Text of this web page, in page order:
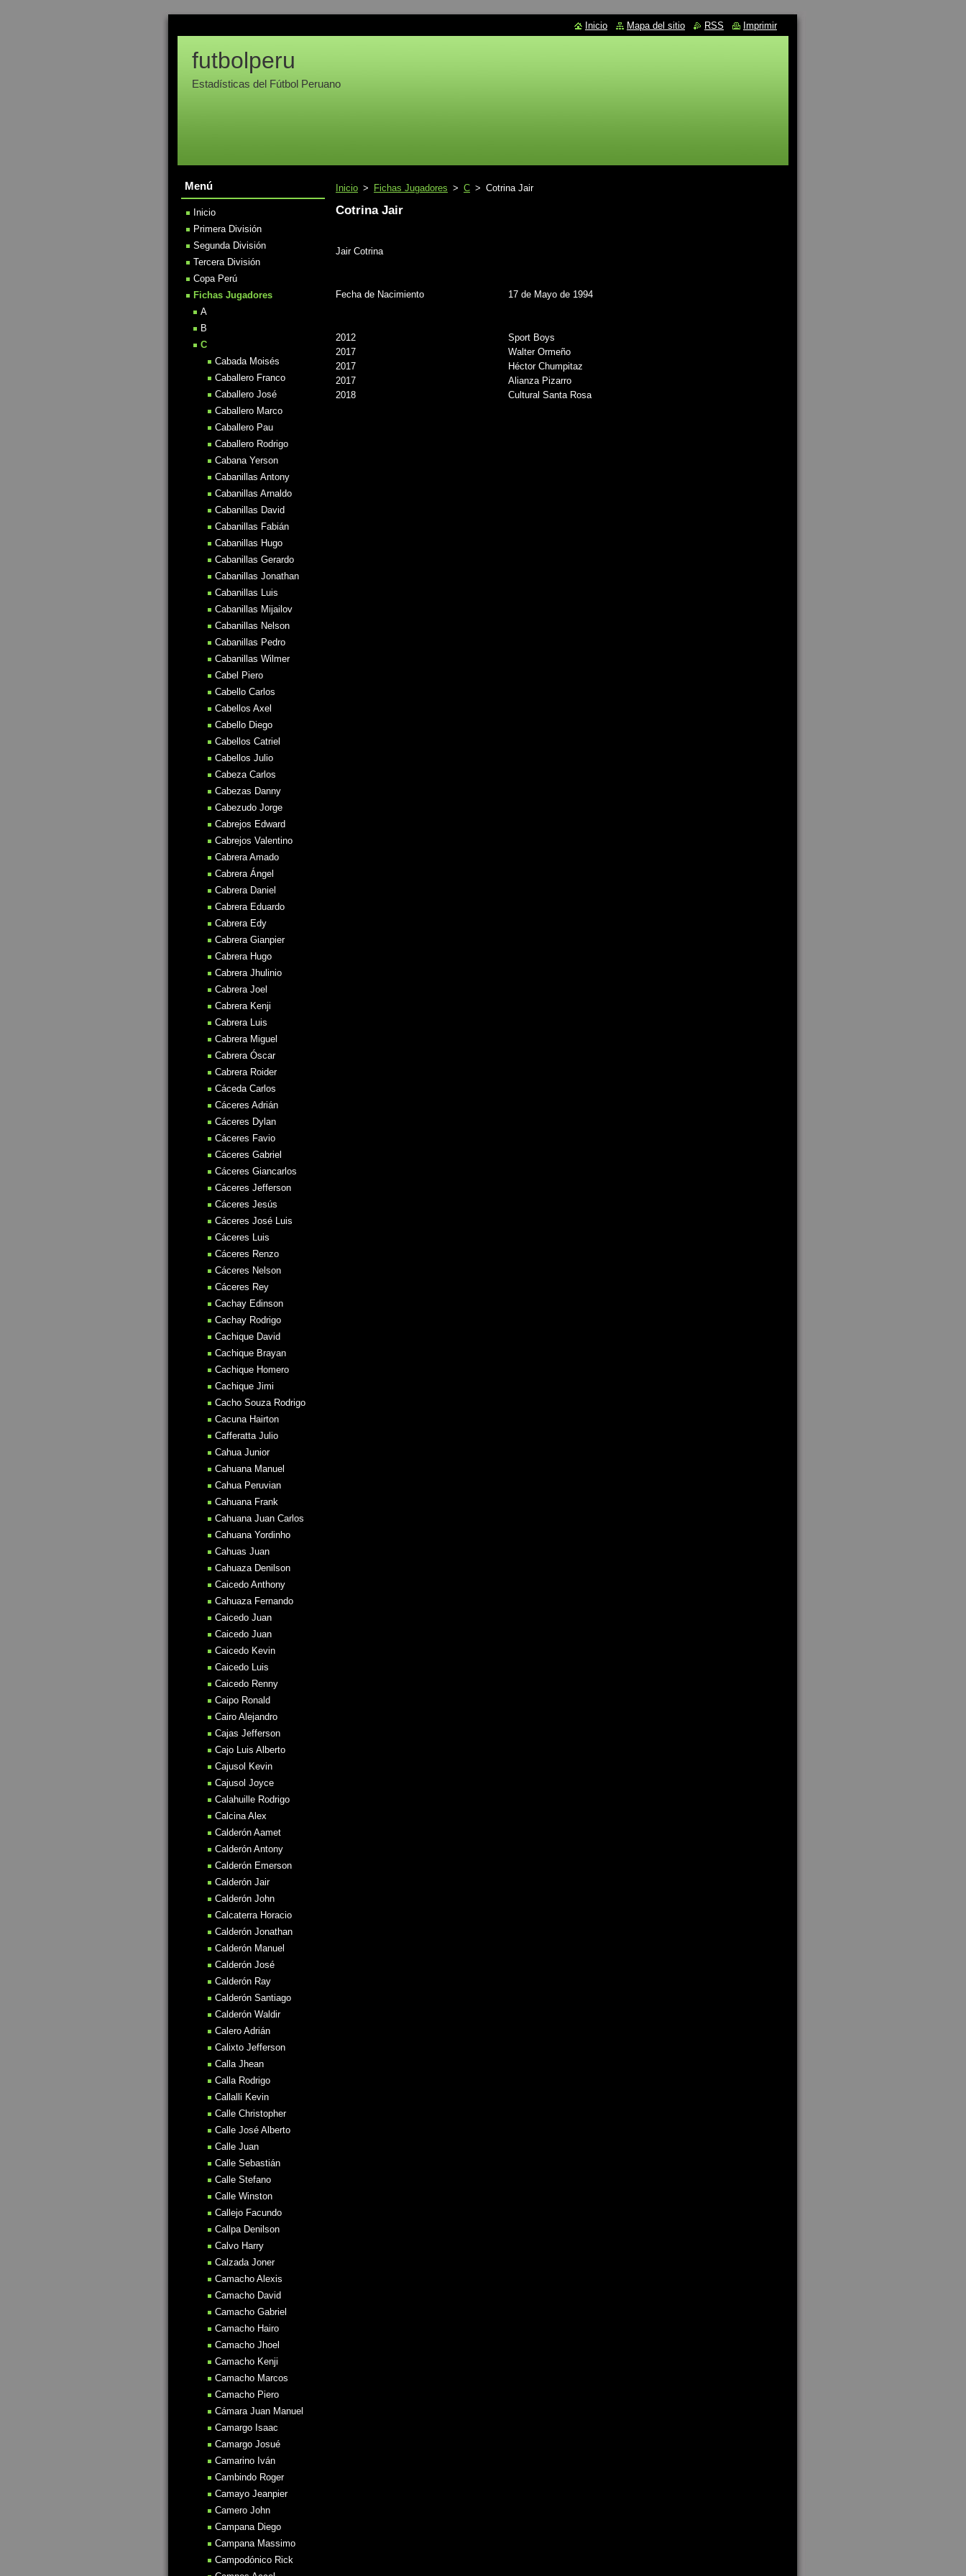
futbolperu
Estadísticas del Fútbol Peruano
Inicio > Fichas Jugadores > C > Cotrina Jair
Cotrina Jair
Jair Cotrina
Fecha de Nacimiento 17 de Mayo de 1994
2012
Sport Boys
2017
Walter Ormeño
2017
Héctor Chumpitaz
2017
Alianza Pizarro
2018
Cultural Santa Rosa
Menú
Inicio
Primera División
Segunda División
Tercera División
Copa Perú
Fichas Jugadores
A
B
C
Cabada Moisés
Caballero Franco
Caballero José
Caballero Marco
Caballero Pau
Caballero Rodrigo
Cabana Yerson
Cabanillas Antony
Cabanillas Arnaldo
Cabanillas David
Cabanillas Fabián
Cabanillas Hugo
Cabanillas Gerardo
Cabanillas Jonathan
Cabanillas Luis
Cabanillas Mijailov
Cabanillas Nelson
Cabanillas Pedro
Cabanillas Wilmer
Cabel Piero
Cabello Carlos
Cabellos Axel
Cabello Diego
Cabellos Catriel
Cabellos Julio
Cabeza Carlos
Cabezas Danny
Cabezudo Jorge
Cabrejos Edward
Cabrejos Valentino
Cabrera Amado
Cabrera Ángel
Cabrera Daniel
Cabrera Eduardo
Cabrera Edy
Cabrera Gianpier
Cabrera Hugo
Cabrera Jhulinio
Cabrera Joel
Cabrera Kenji
Cabrera Luis
Cabrera Miguel
Cabrera Óscar
Cabrera Roider
Cáceda Carlos
Cáceres Adrián
Cáceres Dylan
Cáceres Favio
Cáceres Gabriel
Cáceres Giancarlos
Cáceres Jefferson
Cáceres Jesús
Cáceres José Luis
Cáceres Luis
Cáceres Renzo
Cáceres Nelson
Cáceres Rey
Cachay Edinson
Cachay Rodrigo
Cachique David
Cachique Brayan
Cachique Homero
Cachique Jimi
Cacho Souza Rodrigo
Cacuna Hairton
Cafferatta Julio
Cahua Junior
Cahuana Manuel
Cahua Peruvian
Cahuana Frank
Cahuana Juan Carlos
Cahuana Yordinho
Cahuas Juan
Cahuaza Denilson
Caicedo Anthony
Cahuaza Fernando
Caicedo Juan
Caicedo Juan
Caicedo Kevin
Caicedo Luis
Caicedo Renny
Caipo Ronald
Cairo Alejandro
Cajas Jefferson
Cajo Luis Alberto
Cajusol Kevin
Cajusol Joyce
Calahuille Rodrigo
Calcina Alex
Calderón Aamet
Calderón Antony
Calderón Emerson
Calderón Jair
Calderón John
Calcaterra Horacio
Calderón Jonathan
Calderón Manuel
Calderón José
Calderón Ray
Calderón Santiago
Calderón Waldir
Calero Adrián
Calixto Jefferson
Calla Jhean
Calla Rodrigo
Callalli Kevin
Calle Christopher
Calle José Alberto
Calle Juan
Calle Sebastián
Calle Stefano
Calle Winston
Callejo Facundo
Callpa Denilson
Calvo Harry
Calzada Joner
Camacho Alexis
Camacho David
Camacho Gabriel
Camacho Hairo
Camacho Jhoel
Camacho Kenji
Camacho Marcos
Camacho Piero
Cámara Juan Manuel
Camargo Isaac
Camargo Josué
Camarino Iván
Cambindo Roger
Camayo Jeanpier
Camero John
Campana Diego
Campana Massimo
Campodónico Rick
Inicio Mapa del sitio RSS Imprimir